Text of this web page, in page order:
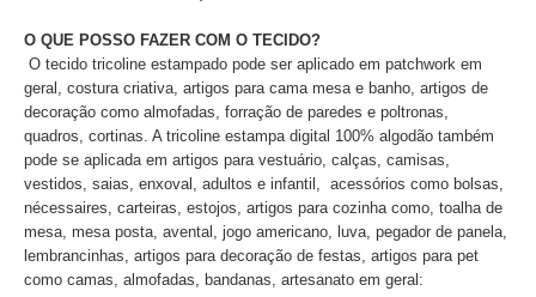
O QUE POSSO FAZER COM O TECIDO?
O tecido tricoline estampado pode ser aplicado em patchwork em
geral, costura criativa, artigos para cama mesa e banho, artigos de
decoração como almofadas, forração de paredes e poltronas,
quadros, cortinas. A tricoline estampa digital 100% algodão também
pode se aplicada em artigos para vestuário, calças, camisas,
vestidos, saias, enxoval, adultos e infantil, acessórios como bolsas,
nécessaires, carteiras, estojos, artigos para cozinha como, toalha de
mesa, mesa posta, avental, jogo americano, luva, pegador de panela,
lembrancinhas, artigos para decoração de festas, artigos para pet
como camas, almofadas, bandanas, artesanato em geral: